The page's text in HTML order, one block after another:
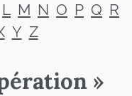
L M N O P Q R
Y Z
»